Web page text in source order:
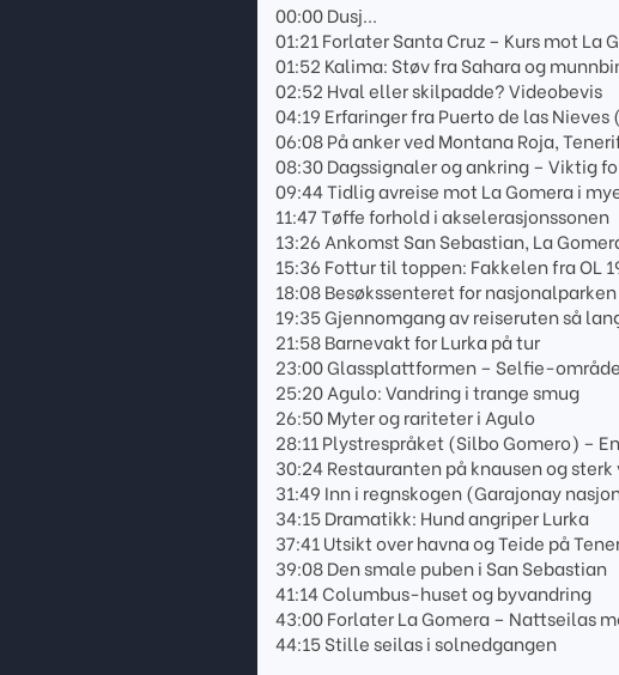
00:00 Dusj...
01:21 Forlater Santa Cruz – Kurs mot La
01:52 Kalima: Støv fra Sahara og
02:52 Hval eller skilpadde? Videobevis
04:19 Erfaringer fra Puerto de las
06:08 På anker ved Montana Roja,
08:30 Dagssignaler og ankring – Viktig
09:44 Tidlig avreise mot La Gomera i
11:47 Tøffe forhold i akselerasjonssonen
13:26 Ankomst San Sebastian, La
15:36 Fottur til toppen: Fakkelen fra OL
18:08 Besøkssenteret for nasjonalparken
19:35 Gjennomgang av reiseruten så
21:58 Barnevakt for Lurka på tur
23:00 Glassplattformen – Selfie-
25:20 Agulo: Vandring i trange smug
26:50 Myter og rariteter i Agulo
28:11 Plystrespråket (Silbo Gomero) –
30:24 Restauranten på knausen og sterk
31:49 Inn i regnskogen (Garajonay
34:15 Dramatikk: Hund angriper Lurka
37:41 Utsikt over havna og Teide på
39:08 Den smale puben i San Sebastian
41:14 Columbus-huset og byvandring
43:00 Forlater La Gomera – Nattseilas
44:15 Stille seilas i solnedgangen